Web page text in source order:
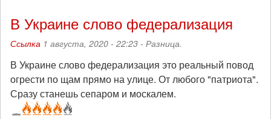
В Украине слово федерализация
Ссылка 1 августа, 2020 - 22:23 - Разница.
В Украине слово федерализация это реальный повод
огрести по щам прямо на улице. От любого "патриота".
Сразу станешь сепаром и москалем.